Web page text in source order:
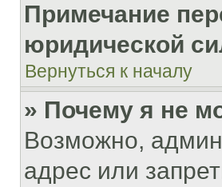
Примечание
юридической
Вернуться к началу
» Почему я не
Возможно,
адрес или